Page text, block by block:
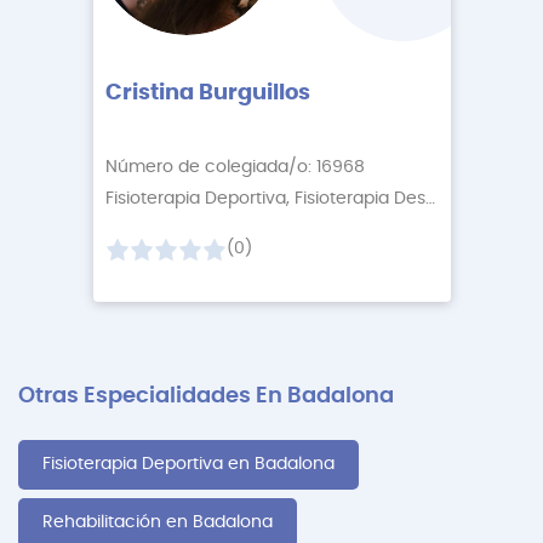
Cristina Burguillos
Número de colegiada/o: 16968
Fisioterapia Deportiva, Fisioterapia Descontractur
(0)
Otras Especialidades En Badalona
Fisioterapia Deportiva en Badalona
Rehabilitación en Badalona